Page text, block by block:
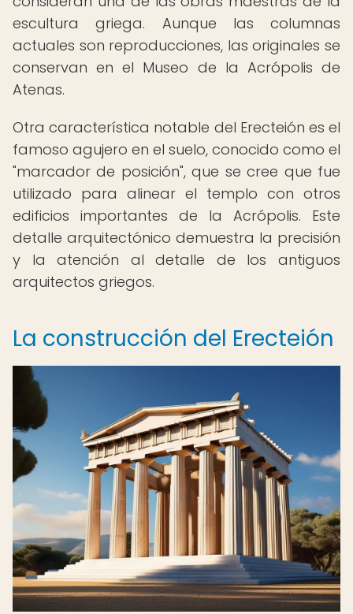
escultura griega. Aunque las columnas
actuales son reproducciones, las originales se
conservan en el Museo de la Acrópolis de
Atenas.
Otra característica notable del Erecteión es el
famoso agujero en el suelo, conocido como el
"marcador de posición", que se cree que fue
utilizado para alinear el templo con otros
edificios importantes de la Acrópolis. Este
detalle arquitectónico demuestra la precisión
y la atención al detalle de los antiguos
arquitectos griegos.
La construcción del Erecteión